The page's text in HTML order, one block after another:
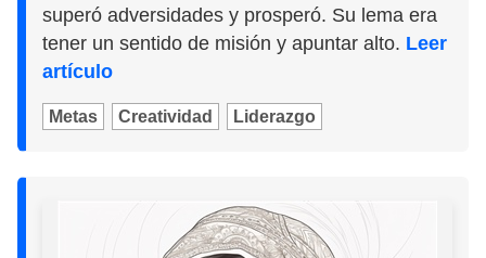
superó adversidades y prosperó. Su lema era
tener un sentido de misión y apuntar alto. Leer
artículo
Metas Creatividad Liderazgo